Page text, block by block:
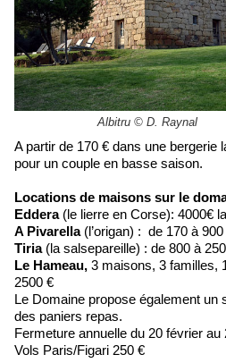
Albitru © D. Raynal
A partir de 170 € dans une bergerie la nuit avec le petit déjeuner
pour un couple en basse saison.
Locations de maisons sur le
Eddera(le lierre en Corse): 4000€
A Pivarella(l’origan) : de 170 à 900
Tiria(la salsepareille) : de 800 à
Le Hameau, 3 maisons, 3 familles,
2500 €
Le Domaine propose également un
des paniers repas.
Fermeture annuelle du 20 février au
Vols Paris/Figari 250 €